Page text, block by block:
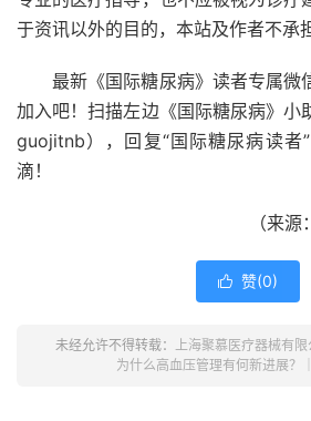
于资讯以外的目的，本站及作者不承
最新《国际糖尿病》读者专属微
加入吧！扫描左边《国际糖尿病》小
guojitnb），回复“国际糖尿病读
滴！
（来源：
 赞(0)
未经允许不得转载： 上海聚慕医疗器械有限
为什么高血压管理有何新进展？